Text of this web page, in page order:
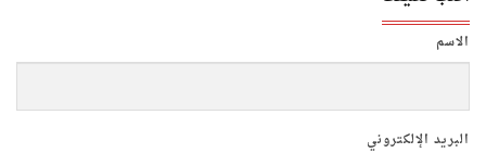
الاسم
البريد الإلكتروني